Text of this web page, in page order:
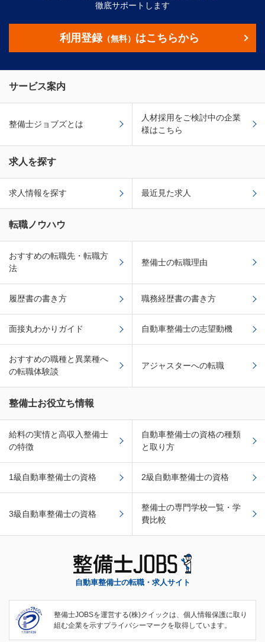
徹底サポートします
利用登録（無料） はこちらから
サービス案内
整備士ジョブズとは
人材採用をご検討中の企業
様はこちら
求人を探す
求人情報を探す 最近見た求人
転職ノウハウ
おすすめの転職先・転職方
法
整備士の転職理由
履歴書の書き方 職務経歴書の書き方
面接丸わかりガイド 自動車整備士の志望動機
おすすめの職種と異業種へ
の転職体験談
アジャスターへの転職
整備士お役立ち情報
給料の実情と高収入整備士
の特徴
自動車整備士の資格の種類
と取り方
1級自動車整備士の資格 2級自動車整備士の資格
3級自動車整備士の資格
整備士の専門学校一覧・学
費比較
自動車整備士の転職・求人サイト
整備士JOBSを運営する(株)クイックは、個人情報保護に取り
組む企業を示すプライバシーマークを取得しています。